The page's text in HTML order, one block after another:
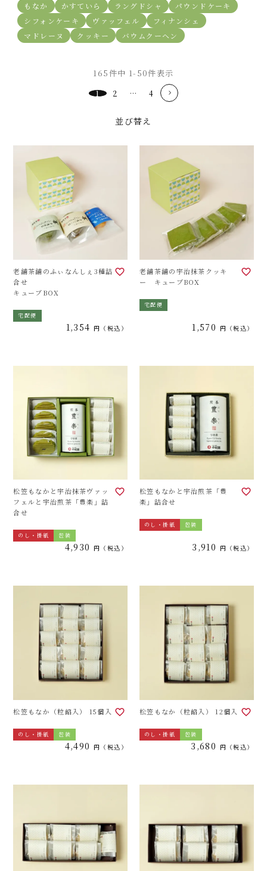
もなか かすていら ラングドシャ
パウンドケーキ
シフォンケーキ
ヴァッフェル
フィナンシェ
マドレーヌ
クッキー バウムクーヘン
並び替え
165件中 1- 50件表示
1 2 … 4
老舗茶舗のふぃなんしぇ3種詰
合せ
キューブBOX
宅配便
1,354 税込
老舗茶舗の宇治抹茶クッキ
ー キューブBOX
宅配便
1,570 税込
松笠もなかと宇治抹茶ヴァッ
フェルと宇治煎茶「豊楽」詰
合せ
のし・掛紙 包装
4,930 税込
松笠もなかと宇治煎茶「豊
楽」詰合せ
のし・掛紙 包装
3,910 税込
松笠もなか（粒餡入） 15個入
のし・掛紙 包装
4,490 税込
松笠もなか（粒餡入） 12個入
のし・掛紙 包装
3,680 税込